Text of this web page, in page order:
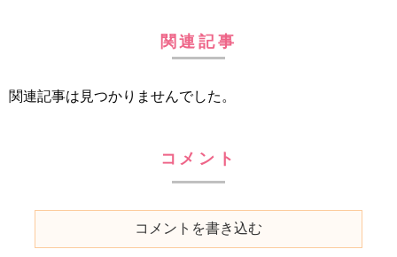
関連記事
関連記事は見つかりませんでした。
コメント
コメントを書き込む